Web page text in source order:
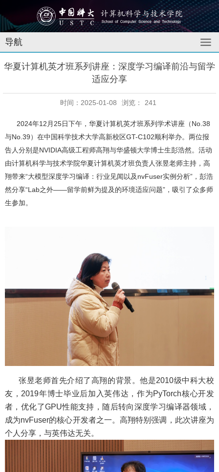
导航
华夏计算机英才班系列讲座：深度学习编译前沿与留学
适应分享
时间：2025-01-08 浏览： 241
2024年12月25日下午，华夏计算机英才班系列学术讲座（No.38
与No.39）在中国科学技术大学高新校区GT-C102顺利举办。两位报
告人分别是NVIDIA高级工程师高翔与华盛顿大学博士生彭浩然。活动
由计算机科学与技术学院华夏计算机英才班负责人张昱老师主持，高
翔带来“大模型深度学习编译：行业见闻以及nvFuser实例分析”，彭浩
然分享“Lab之外——留学前鲜为提及的环境适应问题”，吸引了众多师
生参加。
张昱老师首先介绍了高翔的背景。他是2010级中科大校
友， 2019年博士毕业后加入英伟达，作为PyTorch核心开发
者，优化了GPU性能支持，随后转向深度学习编译器领域，
成为nvFuser的核心开发者之一。高翔特别强调，此次讲座为
个人分享，与英伟达无关。